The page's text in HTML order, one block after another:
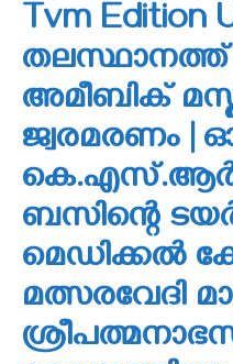
Tvm Edition
തലസ്ഥാനത്ത്
അമീബിക്
ജ്വരമരണം |
ബസിന്റെ
മെഡിക്കല്‍
മത്സരവേദി